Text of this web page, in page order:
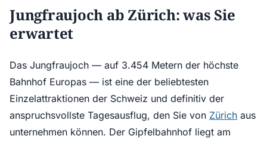
Jungfraujoch ab Zürich: was Sie
erwartet
Das Jungfraujoch — auf 3.454 Metern der höchste
Bahnhof Europas — ist eine der beliebtesten
Einzelattraktionen der Schweiz und definitiv der
anspruchsvollste Tagesausflug, den Sie von Zürich aus
unternehmen können. Der Gipfelbahnhof liegt am